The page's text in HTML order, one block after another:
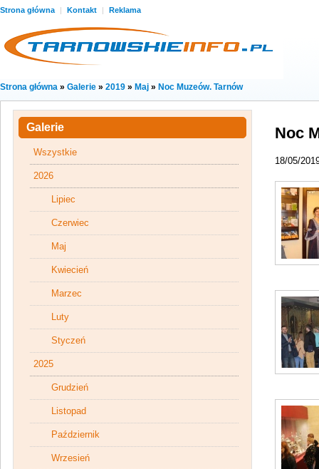
Strona główna | Kontakt | Reklama
Strona główna » Galerie » 2019 » Maj » Noc Muzeów. Tarnów
Noc
18/05/
Galerie
Wszystkie
2026
Lipiec
Czerwiec
Maj
Kwiecień
Marzec
Luty
Styczeń
2025
Grudzień
Listopad
Październik
Wrzesień